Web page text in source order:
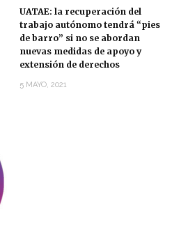
UATAE: la recuperación del
trabajo autónomo tendrá “pies
de barro” si no se abordan
nuevas medidas de apoyo y
extensión de derechos
5 MAYO, 2021